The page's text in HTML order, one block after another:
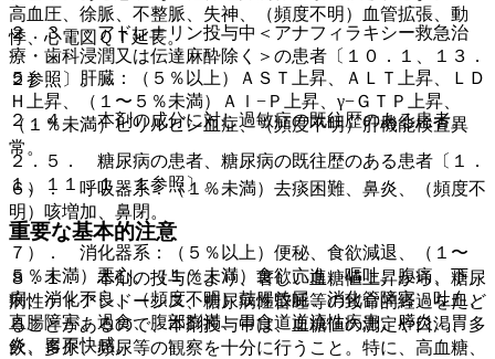
２．３． アドレナリン投与中＜アナフィラキシー救急治
療・歯科浸潤又は伝達麻酔除く＞の患者〔１０．１、１３．
２参照〕。
２．４． 本剤の成分に対し過敏症の既往歴のある患者。
２．５． 糖尿病の患者、糖尿病の既往歴のある患者〔１．
１、１１．１．１参照〕。
重要な基本的注意
８．１． 本剤の投与により、著しい血糖値上昇から、糖尿
病性ケトアシドーシス、糖尿病性昏睡等の致命的経過をたど
ることがあるので、本剤投与中は、血糖値の測定や口渇、多
飲、多尿、頻尿等の観察を十分に行うこと。特に、高血糖、
高血圧、徐脈、不整脈、失神、（頻度不明）血管拡張、動
悸、心電図ＱＴ延長。
５）． 肝臓：（５％以上）ＡＳＴ上昇、ＡＬＴ上昇、ＬＤ
Ｈ上昇、（１〜５％未満）Ａｌ−Ｐ上昇、γ−ＧＴＰ上昇、
（１％未満）ビリルビン血症、（頻度不明）肝機能検査異
常。
６）． 呼吸器系：（１％未満）去痰困難、鼻炎、（頻度不
明）咳増加、鼻閉。
７）． 消化器系：（５％以上）便秘、食欲減退、（１〜
５％未満）悪心、（１％未満）食欲亢進、嘔吐、腹痛、下
痢、消化不良、（頻度不明）鼓腸放屁、消化管障害、吐血、
直腸障害、過食、腹部膨満、胃食道逆流性疾患、膵炎、胃
炎、胃不快感。